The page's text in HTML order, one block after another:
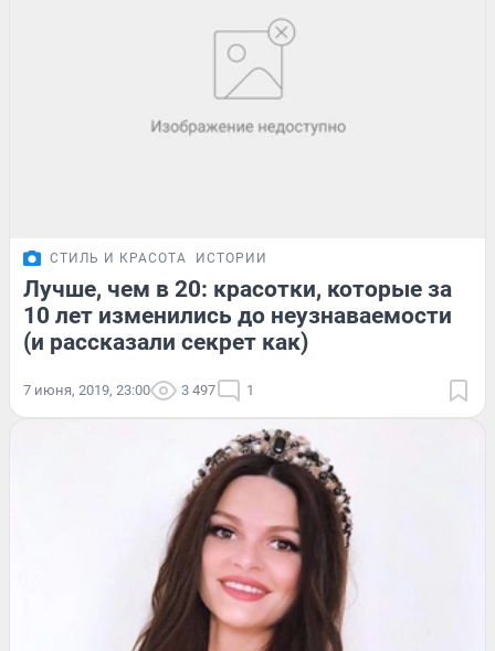
СТИЛЬ И КРАСОТА ИСТОРИИ
Лучше, чем в 20: красотки, которые за
10 лет изменились до неузнаваемости
(и рассказали секрет как)
7 июня, 2019, 23:00 3 497 1